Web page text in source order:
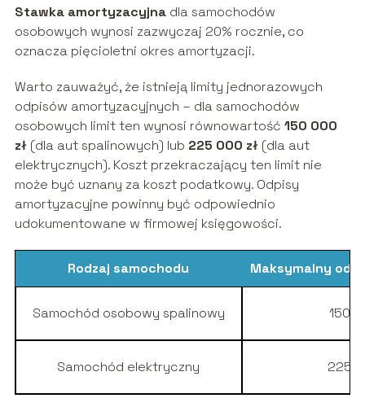
Stawka amortyzacyjnadla samochodów
osobowych wynosi zazwyczaj 20% rocznie, co
oznacza pięcioletni okres amortyzacji.
Warto zauważyć, że istnieją limity jednorazowych
odpisów amortyzacyjnych – dla samochodów
osobowych limit ten wynosi równowartość 150 000
zł(dla aut spalinowych) lub 225 000 zł(dla aut
elektrycznych). Koszt przekraczający ten limit nie
może być uznany za koszt podatkowy. Odpisy
amortyzacyjne powinny być odpowiednio
udokumentowane w firmowej księgowości.
Rodzaj samochodu Maksymalny
Samochód osobowy spalinowy 150
Samochód elektryczny 225